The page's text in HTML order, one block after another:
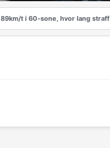
89km/t i 60-sone, hvor lang straff